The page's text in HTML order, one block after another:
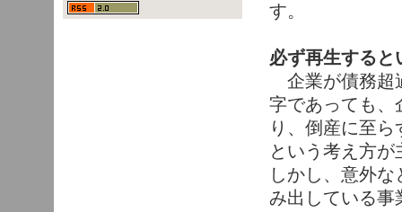
す。
必ず再生すると
企業が債務超
字であっても、
り、倒産に至
という考え方が
しかし、意外
み出している事